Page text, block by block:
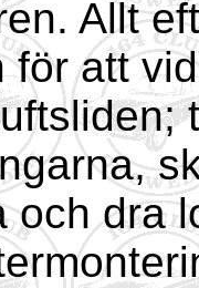
Allt
för att
och dra